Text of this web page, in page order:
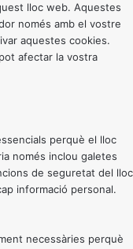
lloc web. Aquestes
només amb el vostre
aquestes cookies.
afectar la vostra
perquè el lloc
només inclou galetes
de seguretat del lloc
informació personal.
necessàries perquè